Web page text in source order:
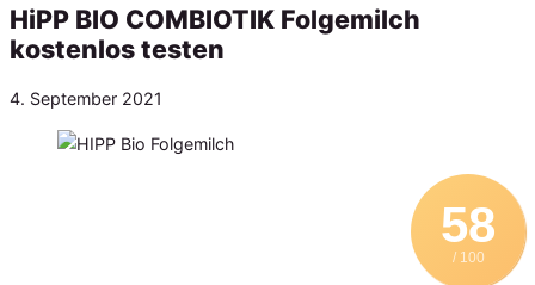
HiPP BIO COMBIOTIK Folgemilch
kostenlos testen
Veröffentlicht
4. September 2021
58
/ 100